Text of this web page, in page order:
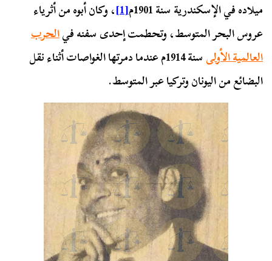
ميلاده في الإسكندرية سنة 1901م
[1] ، وكان أبوه من أثرياء
عروس البحر المتوسط، وتحطمت إحدى سفنه فيالحرب
العالمية الأولى
سنة 1914م عندما دمرتها الغواصات أثناء نقل
البضائع من اليونان وتركيا عبر المتوسط.